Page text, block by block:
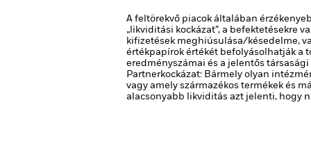
A feltörekvő piacok általában
„likviditási kockázat”, a befektetésekre
kifizetések meghiúsulása/késedelme,
értékpapírok értékét befolyásolhatják a
eredményszámai és a jelentős
Partnerkockázat: Bármely olyan
vagy amely származékos termékek és
alacsonyabb likviditás azt jelenti, hogy